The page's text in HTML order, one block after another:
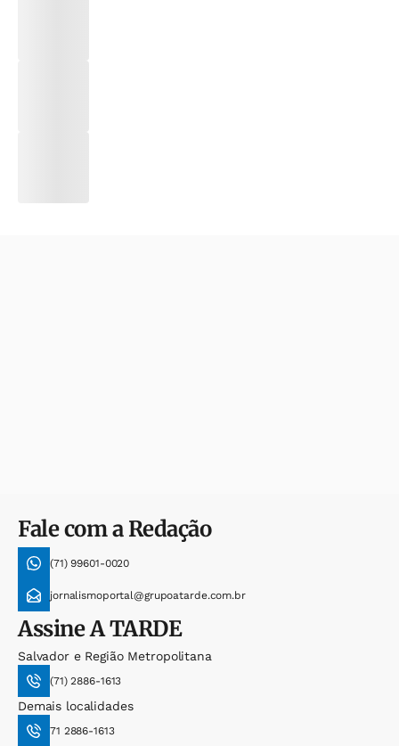
Fale com a Redação
(71) 99601-0020
jornalismoportal@grupoatarde.com.br
AssineA TARDE
Salvador e Região Metropolitana
(71) 2886-1613
Demais localidades
71 2886-1613